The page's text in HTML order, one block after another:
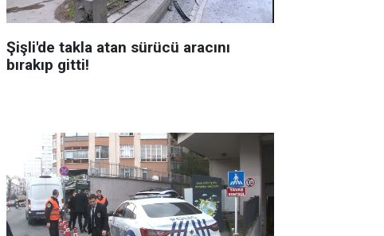
Şişli'de takla atan sürücü aracını
bırakıp gitti!